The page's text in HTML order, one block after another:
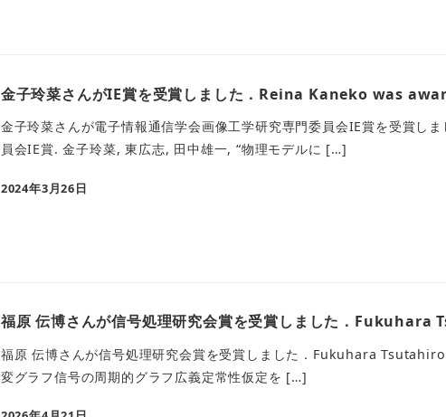
金子玲菜さんがIE賞を受賞しました．Reina Kaneko was
金子玲菜さんが電子情報通信学会画像工学研究専門委員会IE賞を受賞
員会IE賞. 金子玲菜, 東広志, 田中雄一, “物理モデルに […]
2024年3月26日
福原 伝博さんが信号処理研究会賞を受賞しました．
福原 伝博さんが信号処理研究会賞を受賞しました．Fukuhara
変グラフ信号の周期的グラフ広義定常性仮定を […]